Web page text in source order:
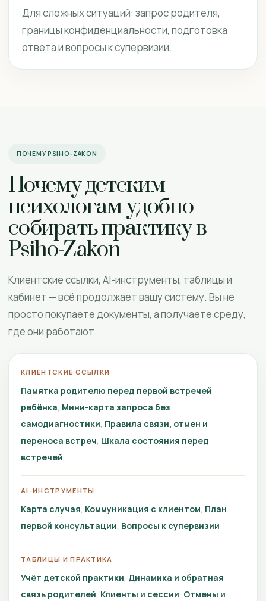
Для сложных ситуаций: запрос родителя,
границы конфиденциальности, подготовка
ответа и вопросы к супервизии.
ПОЧЕМУ PSIHO-ZAKON
Почему детским
психологам удобно
собирать практику в
Psiho-Zakon
Клиентские ссылки, AI-инструменты, таблицы и
кабинет — всё продолжает вашу систему. Вы не
просто покупаете документы, а получаете среду,
где они работают.
КЛИЕНТСКИЕ ССЫЛКИ
Памятка родителю перед первой встречей
ребёнка Мини-карта запроса без
самодиагностики Правила связи, отмен и
переноса встреч Шкала состояния перед
встречей
AI-ИНСТРУМЕНТЫ
Карта случая Коммуникация с клиентом План
первой консультации Вопросы к супервизии
ТАБЛИЦЫ И ПРАКТИКА
Учёт детской практики Динамика и обратная
связь родителей Клиенты и сессии Отмены и